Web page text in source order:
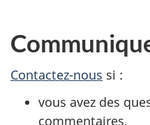
Contactez-nous si :
vous avez des
commentaires,